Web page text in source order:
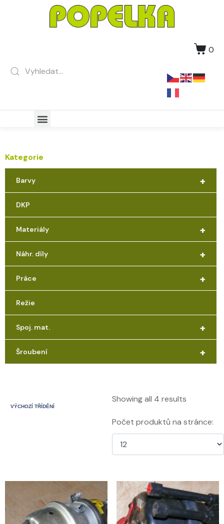
0
Kategorie
+
Barvy
DKP
+
Materiály
+
Náhr. díly
+
Práce
Režie
+
Spoj. mat.
+
Šroubení
Showing all 4 results
Počet produktů na stránce: